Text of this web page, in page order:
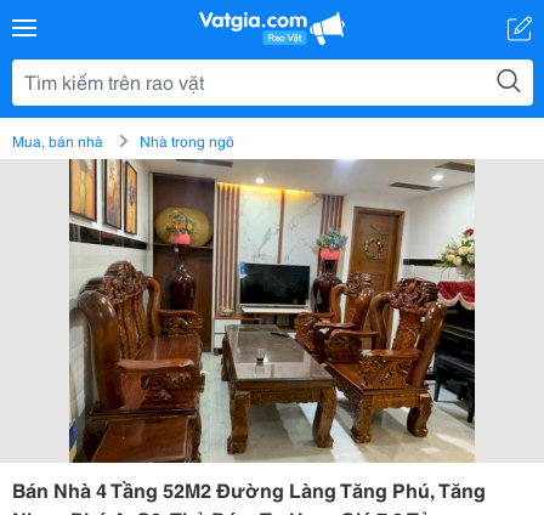
Mua, bán nhà Nhà trong ngõ
Bán Nhà 4 Tầng 52M2 Đường Làng Tăng Phú, Tăng